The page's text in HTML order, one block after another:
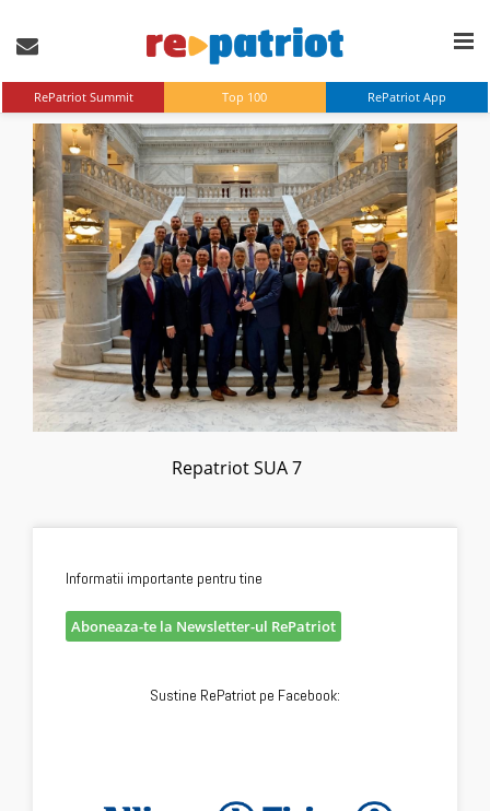
RePatriot Summit Top 100 RePatriot App
Repatriot SUA 7
Informatii importante pentru tine
Aboneaza-te la Newsletter-ul RePatriot
Sustine RePatriot pe Facebook: